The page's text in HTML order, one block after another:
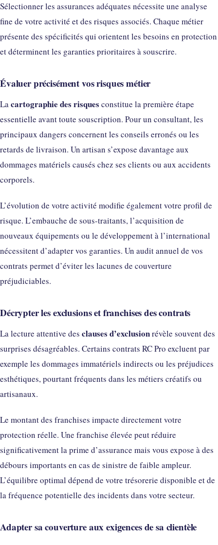
Sélectionner les assurances adéquates nécessite une analyse
fine de votre activité et des risques associés. Chaque métier
présente des spécificités qui orientent les besoins en protection
et déterminent les garanties prioritaires à souscrire.
Évaluer précisément vos risques métier
Lacartographie des risques constitue la première étape
essentielle avant toute souscription. Pour un consultant, les
principaux dangers concernent les conseils erronés ou les
retards de livraison. Un artisan s’expose davantage aux
dommages matériels causés chez ses clients ou aux accidents
corporels.
L’évolution de votre activité modifie également votre profil de
risque. L’embauche de sous-traitants, l’acquisition de
nouveaux équipements ou le développement à l’international
nécessitent d’adapter vos garanties. Un audit annuel de vos
contrats permet d’éviter les lacunes de couverture
préjudiciables.
Décrypter les exclusions et franchises des contrats
La lecture attentive des clauses d’exclusionrévèle souvent des
surprises désagréables. Certains contrats RC Pro excluent par
exemple les dommages immatériels indirects ou les préjudices
esthétiques, pourtant fréquents dans les métiers créatifs ou
artisanaux.
Le montant des franchises impacte directement votre
protection réelle. Une franchise élevée peut réduire
significativement la prime d’assurance mais vous expose à des
débours importants en cas de sinistre de faible ampleur.
L’équilibre optimal dépend de votre trésorerie disponible et de
la fréquence potentielle des incidents dans votre secteur.
Adapter sa couverture aux exigences de sa clientèle